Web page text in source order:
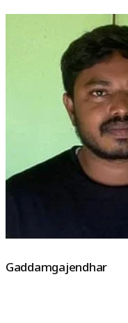
Gaddamgajendhar